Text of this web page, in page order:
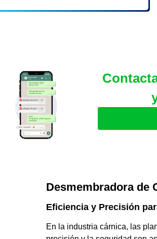
Desmembradora de
Eficiencia y Precisión
En la industria cárnica, las